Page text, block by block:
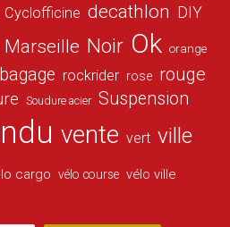
Cyclofficine decathlon DIY
Marseille Noir Ok orange
rockrider rose rouge
Soudure acier Suspension
vente vert ville
cargo vélo course vélo ville